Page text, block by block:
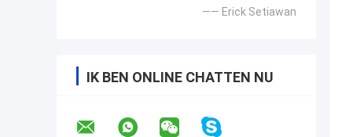
—— Erick Setiawan
IK BEN ONLINE CHATTEN NU